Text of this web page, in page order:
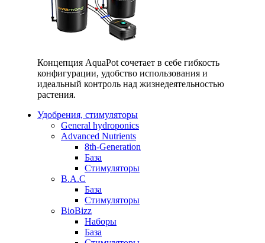
Концепция AquaPot сочетает в себе гибкость
конфигурации, удобство использования и
идеальный контроль над жизнедеятельностью
растения.
Удобрения, стимуляторы
General hydroponics
Advanced Nutrients
8th-Generation
База
Стимуляторы
B.A.C
База
Стимуляторы
BioBizz
Наборы
База